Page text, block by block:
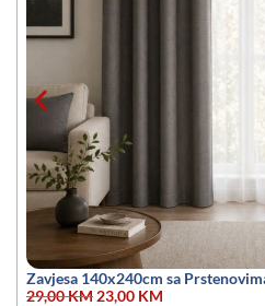
Zavjesa 140x240cm sa
29,00KM 23,00 KM